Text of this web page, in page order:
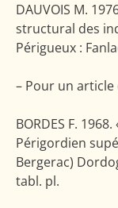
DAUVOIS M.
structural des
Périgueux :
– Pour un
BORDES F.
Périgordien
Bergerac)
tabl. pl.